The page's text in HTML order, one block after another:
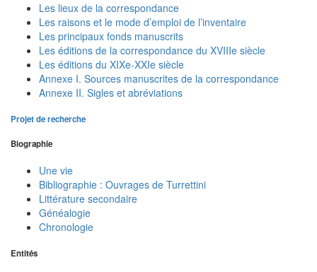
Les lieux de la correspondance
Les raisons et le mode d’emploi de l’inventaire
Les principaux fonds manuscrits
Les éditions de la correspondance du XVIIIe siècle
Les éditions du XIXe-XXIe siècle
Annexe I. Sources manuscrites de la correspondance
Annexe II. Sigles et abréviations
Projet de recherche
Biographie
Une vie
Bibliographie : Ouvrages de Turrettini
Littérature secondaire
Généalogie
Chronologie
Entités